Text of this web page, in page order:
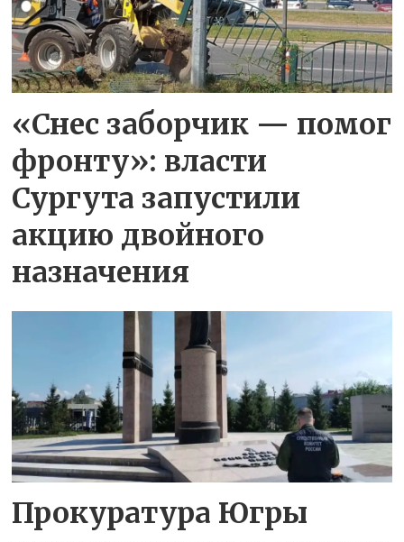
«Снес заборчик — помог
фронту»: власти
Сургута запустили
акцию двойного
назначения
Прокуратура Югры